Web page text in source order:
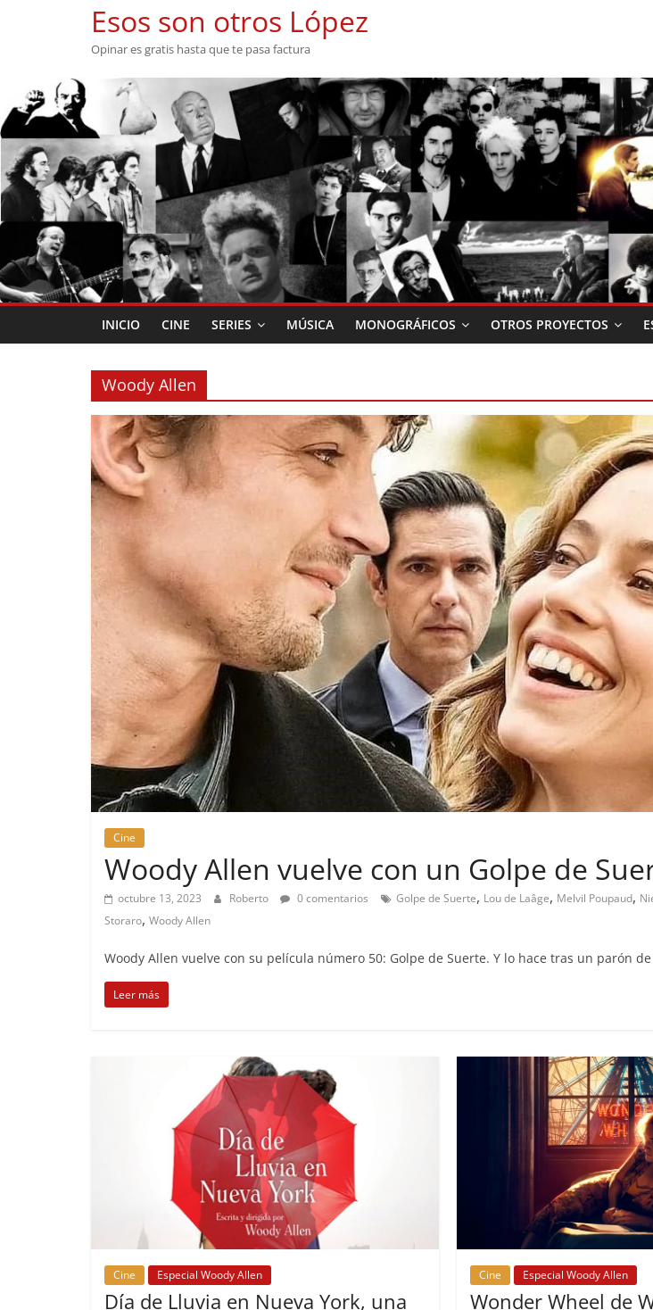
Esos son otros López
Opinar es gratis hasta que te pasa factura
INICIO CINE SERIES MÚSICA MONOGRÁFICOS OTROS PROYECTOS
Woody Allen
Cine
Woody Allen vuelve con un Golpe de
octubre 13, 2023 Roberto 0 comentarios Golpe de Suerte, Lou de Laâge, Melvil Poupaud,
Storaro, Woody Allen
Woody Allen vuelve con su película número 50: Golpe de Suerte. Y lo hace tras un parón
Leer más
Cine Especial Woody Allen
Día de Lluvia en Nueva York, una
Cine Especial Woody Allen
Wonder Wheel de